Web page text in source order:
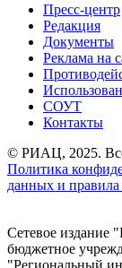
Пресс-центр
Редакция
Документы
Реклама на
СОУТ
Контакты
© РИАЦ, 2025.
Политика
данных и правила
Сетевое издание
бюджетное
"Региональный